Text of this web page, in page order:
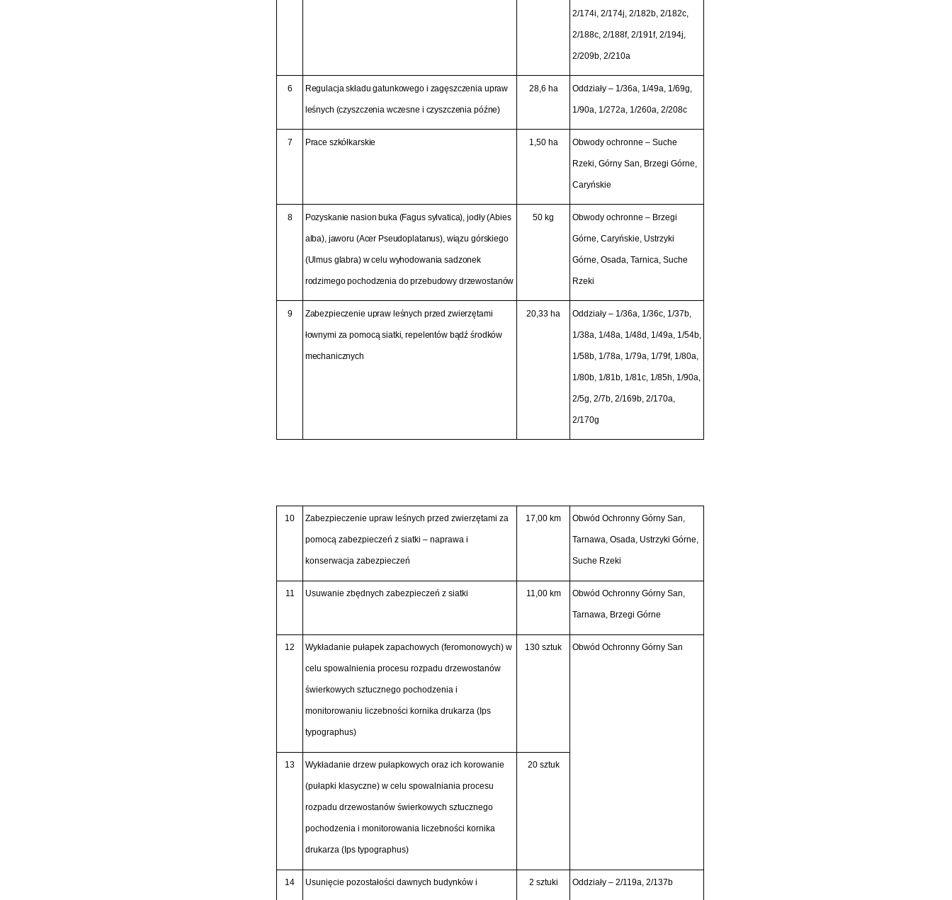
2/174i, 2/174j, 2/182b, 2/182c,
2/188c, 2/188f, 2/191f, 2/194j,
2/209b, 2/210a
6 Regulacja składu gatunkowego i zagęszczenia upraw
leśnych (czyszczenia wczesne i czyszczenia późne)
28,6 ha Oddziały – 1/36a, 1/49a, 1/69g,
1/90a, 1/272a, 1/260a, 2/208c
7 Prace szkółkarskie 1,50 ha Obwody ochronne – Suche
Rzeki, Górny San, Brzegi Górne,
Caryńskie
8 Pozyskanie nasion buka (Fagus sylvatica), jodły(Abies
alba), jaworu (Acer Pseudoplatanus), wiązu górskiego
(Ulmus glabra)w celu wyhodowania sadzonek
rodzimego pochodzenia do przebudowy drzewostanów
50 kg Obwody ochronne – Brzegi
Górne, Caryńskie, Ustrzyki
Górne, Osada, Tarnica, Suche
Rzeki
9 Zabezpieczenie upraw leśnych przed zwierzętami
łownymi za pomocą siatki, repelentów bądź środków
mechanicznych
20,33 ha Oddziały – 1/36a, 1/36c, 1/37b,
1/38a, 1/48a, 1/48d, 1/49a, 1/54b,
1/58b, 1/78a, 1/79a, 1/79f, 1/80a,
1/80b, 1/81b, 1/81c, 1/85h, 1/90a,
2/5g, 2/7b, 2/169b, 2/170a,
2/170g
10 Zabezpieczenie upraw leśnych przed zwierzętami za
pomocą zabezpieczeń z siatki – naprawa i
konserwacja zabezpieczeń
17,00 km Obwód Ochronny Górny San,
Tarnawa, Osada, Ustrzyki Górne,
Suche Rzeki
11 Usuwanie zbędnych zabezpieczeń z siatki 11,00 km Obwód Ochronny Górny San,
Tarnawa, Brzegi Górne
12 Wykładanie pułapek zapachowych (feromonowych) w
celu spowalnienia procesu rozpadu drzewostanów
świerkowych sztucznego pochodzenia i
monitorowaniu liczebności kornika drukarza (Ips
typographus)
130 sztuk Obwód Ochronny Górny San
13 Wykładanie drzew pułapkowych oraz ich korowanie
(pułapki klasyczne) w celu spowalniania procesu
rozpadu drzewostanów świerkowych sztucznego
pochodzenia i monitorowania liczebności kornika
drukarza (Ips typographus)
20 sztuk
14 Usunięcie pozostałości dawnych budynków i 2 sztuki Oddziały – 2/119a, 2/137b